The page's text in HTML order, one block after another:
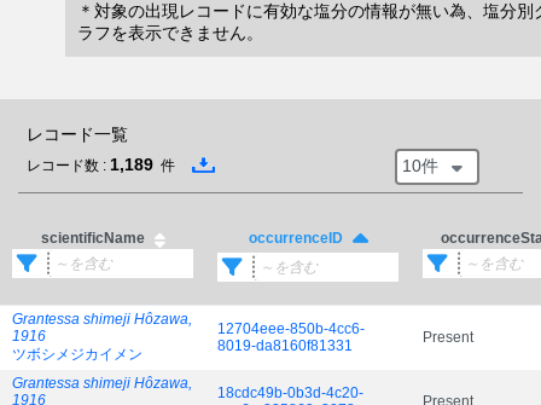
＊対象の出現レコードに有効な塩分の情報が無い為、塩分別
ラフを表示できません。
レコード一覧
レコード数 : 1,189 件 10件
scientificName occurrenceID
Grantessa shimeji Hôzawa,
1916
ツボシメジカイメン
12704eee-850b-4cc6-
8019-da8160f81331
Present
Grantessa shimeji Hôzawa,
1916
18cdc49b-0b3d-4c20-
Present